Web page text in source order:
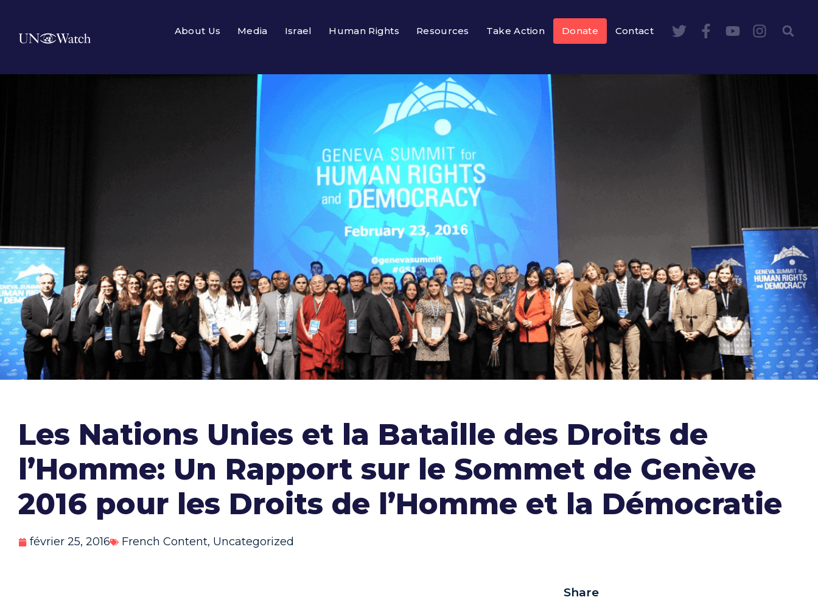
About Us Media Israel Human Rights Resources Take Action Donate Contact
Les Nations Unies et la Bataille des Droits de
l’Homme: Un Rapport sur le Sommet de Genève
2016 pour les Droits de l’Homme et la Démocratie
février 25, 2016 French Content, Uncategorized
Share